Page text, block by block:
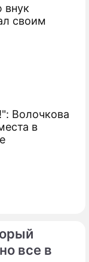
внук
своим
Волочкова
в
принцем
все в